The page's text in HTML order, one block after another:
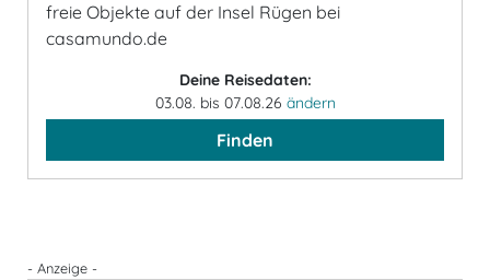
freie Objekte auf der Insel Rügen bei
casamundo.de
Deine Reisedaten:
03.08. bis 07.08.26 ändern
Finden
- Anzeige -